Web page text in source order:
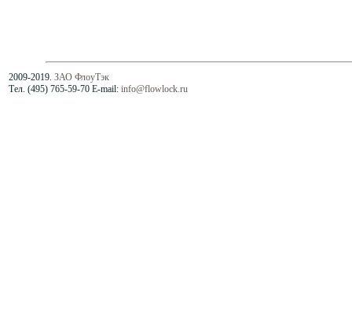
2009-2019. ЗАО ФлоуТэк
Тел. (495) 765-59-70 E-mail: info@flowlock.ru